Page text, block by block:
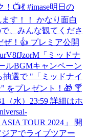
📺💃 #imase明日の
す！！ かなり面白
、みんな観てくださ
ぜ！👍 プレミア公開
「ミッドナ
ルBGMキャンペーン
選で "「ミッドナイ
をプレゼント！🎁 🍸
（水）23:59 詳細はホ
ASIA TOUR 2024」 開
アでライブツアー